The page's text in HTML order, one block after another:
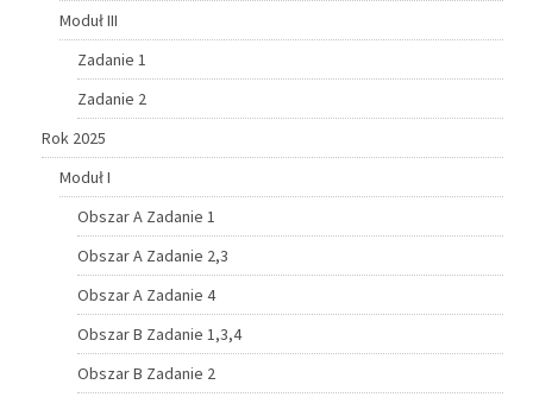
Moduł III
Zadanie 1
Zadanie 2
Rok 2025
Moduł I
Obszar A Zadanie 1
Obszar A Zadanie 2,3
Obszar A Zadanie 4
Obszar B Zadanie 1,3,4
Obszar B Zadanie 2